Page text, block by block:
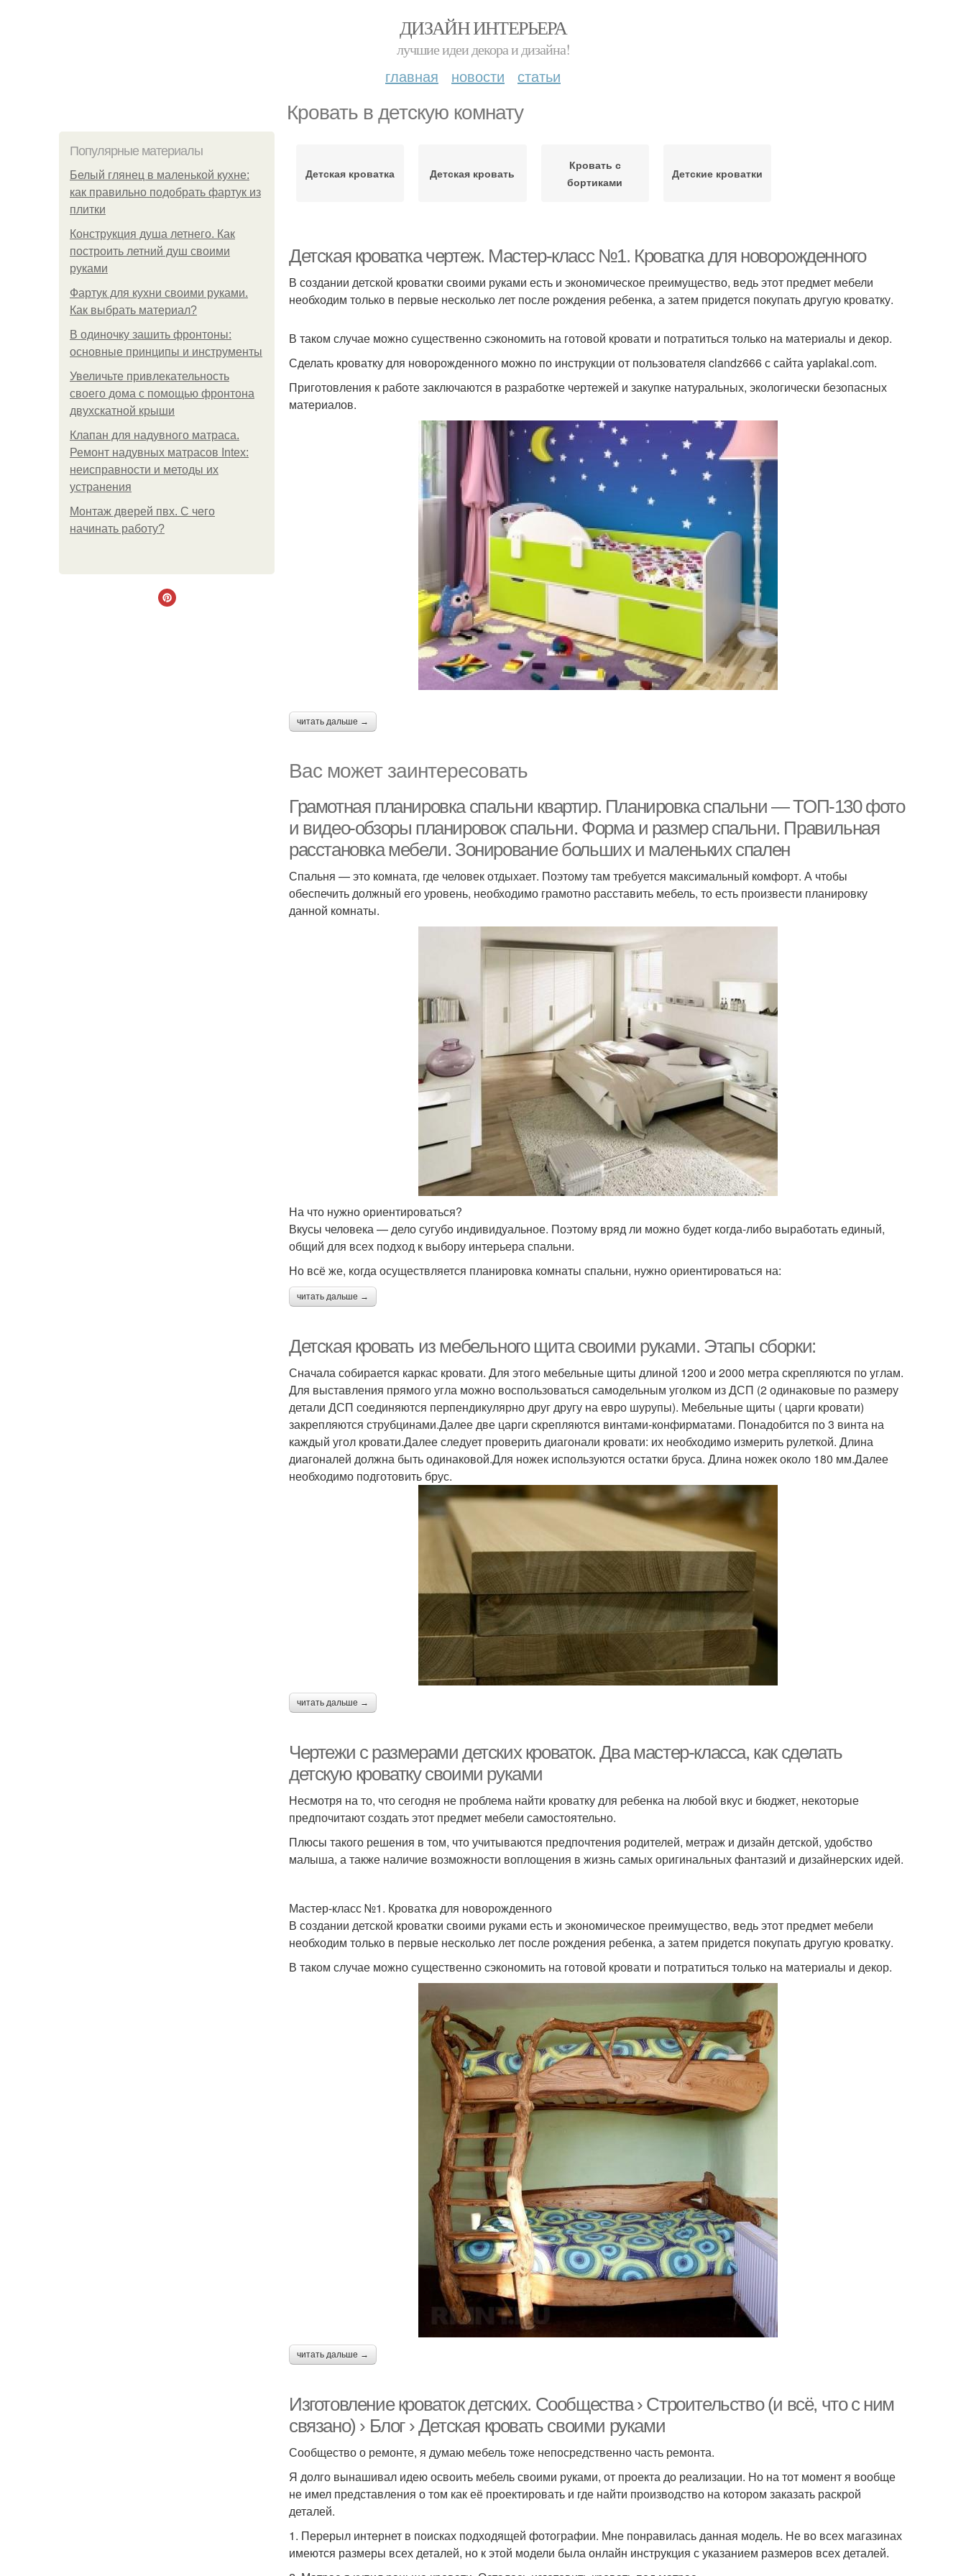
ДИЗАЙН ИНТЕРЬЕРА
лучшие идеи декора и дизайна!
главная новости статьи
Кровать в детскую комнату
Популярные материалы
Белый глянец в маленькой кухне:
как правильно подобрать фартук из
плитки
Конструкция душа летнего. Как
построить летний душ своими
руками
Фартук для кухни своими руками.
Как выбрать материал?
В одиночку зашить фронтоны:
основные принципы и инструменты
Увеличьте привлекательность
своего дома с помощью фронтона
двухскатной крыши
Клапан для надувного матраса.
Ремонт надувных матрасов Intex:
неисправности и методы их
устранения
Монтаж дверей пвх. С чего
начинать работу?
Детская кроватка Детская кровать
Кровать с
бортиками
Детские кроватки
Детская кроватка чертеж. Мастер-класс №1. Кроватка для новорожденного
В создании детской кроватки своими руками есть и экономическое преимущество, ведь этот предмет мебели
необходим только в первые несколько лет после рождения ребенка, а затем придется покупать другую кроватку.
В таком случае можно существенно сэкономить на готовой кровати и потратиться только на материалы и декор.
Сделать кроватку для новорожденного можно по инструкции от пользователя clandz666 с сайта yaplakal.com.
Приготовления к работе заключаются в разработке чертежей и закупке натуральных, экологически безопасных
материалов.
читать дальше →
Вас может заинтересовать
Грамотная планировка спальни квартир. Планировка спальни — ТОП-130 фото
и видео-обзоры планировок спальни. Форма и размер спальни. Правильная
расстановка мебели. Зонирование больших и маленьких спален
Спальня — это комната, где человек отдыхает. Поэтому там требуется максимальный комфорт. А чтобы
обеспечить должный его уровень, необходимо грамотно расставить мебель, то есть произвести планировку
данной комнаты.
На что нужно ориентироваться?
Вкусы человека — дело сугубо индивидуальное. Поэтому вряд ли можно будет когда-либо выработать единый,
общий для всех подход к выбору интерьера спальни.
Но всё же, когда осуществляется планировка комнаты спальни, нужно ориентироваться на:
читать дальше →
Детская кровать из мебельного щита своими руками. Этапы сборки:
Сначала собирается каркас кровати. Для этого мебельные щиты длиной 1200 и 2000 метра скрепляются по углам.
Для выставления прямого угла можно воспользоваться самодельным уголком из ДСП (2 одинаковые по размеру
детали ДСП соединяются перпендикулярно друг другу на евро шурупы). Мебельные щиты ( царги кровати)
закрепляются струбцинами.Далее две царги скрепляются винтами-конфирматами. Понадобится по 3 винта на
каждый угол кровати.Далее следует проверить диагонали кровати: их необходимо измерить рулеткой. Длина
диагоналей должна быть одинаковой.Для ножек используются остатки бруса. Длина ножек около 180 мм.Далее
необходимо подготовить брус.
читать дальше →
Чертежи с размерами детских кроваток. Два мастер-класса, как сделать
детскую кроватку своими руками
Несмотря на то, что сегодня не проблема найти кроватку для ребенка на любой вкус и бюджет, некоторые
предпочитают создать этот предмет мебели самостоятельно.
Плюсы такого решения в том, что учитываются предпочтения родителей, метраж и дизайн детской, удобство
малыша, а также наличие возможности воплощения в жизнь самых оригинальных фантазий и дизайнерских идей.
Мастер-класс №1. Кроватка для новорожденного
В создании детской кроватки своими руками есть и экономическое преимущество, ведь этот предмет мебели
необходим только в первые несколько лет после рождения ребенка, а затем придется покупать другую кроватку.
В таком случае можно существенно сэкономить на готовой кровати и потратиться только на материалы и декор.
читать дальше →
Изготовление кроваток детских. Сообщества › Строительство (и всё, что с ним
связано) › Блог › Детская кровать своими руками
Сообщество о ремонте, я думаю мебель тоже непосредственно часть ремонта.
Я долго вынашивал идею освоить мебель своими руками, от проекта до реализации. Но на тот момент я вообще
не имел представления о том как её проектировать и где найти производство на котором заказать раскрой
деталей.
1. Перерыл интернет в поисках подходящей фотографии. Мне понравилась данная модель. Не во всех магазинах
имеются размеры всех деталей, но к этой модели была онлайн инструкция с указанием размеров всех деталей.